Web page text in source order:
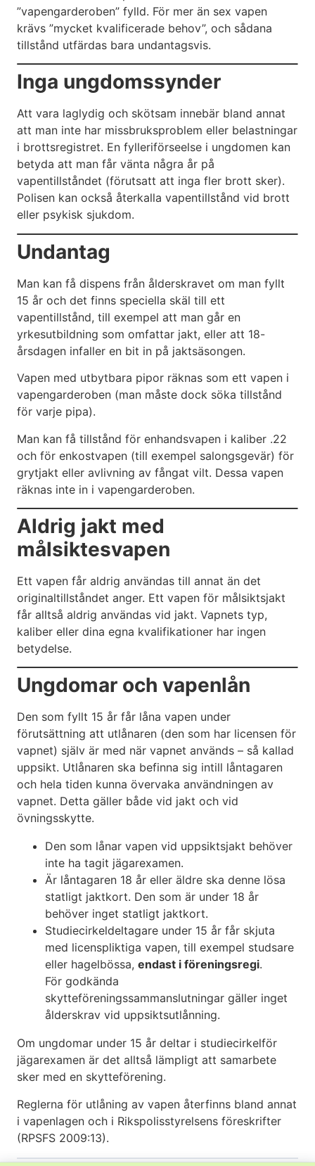
”vapengarderoben” fylld. För mer än sex vapen
krävs ”mycket kvalificerade behov”, och sådana
tillstånd utfärdas bara undantagsvis.
Inga ungdomssynder
Att vara laglydig och skötsam innebär bland annat
att man inte har missbruksproblem eller belastningar
i brottsregistret. En fylleriförseelse i ungdomen kan
betyda att man får vänta några år på
vapentillståndet (förutsatt att inga fler brott sker).
Polisen kan också återkalla vapentillstånd vid brott
eller psykisk sjukdom.
Undantag
Man kan få dispens från ålderskravet om man fyllt
15 år och det finns speciella skäl till ett
vapentillstånd, till exempel att man går en
yrkesutbildning som omfattar jakt, eller att 18-
årsdagen infaller en bit in på jaktsäsongen.
Vapen med utbytbara pipor räknas som ett vapen i
vapengarderoben (man måste dock söka tillstånd
för varje pipa).
Man kan få tillstånd för enhandsvapen i kaliber .22
och för enkostvapen (till exempel salongsgevär) för
grytjakt eller avlivning av fångat vilt. Dessa vapen
räknas inte in i vapengarderoben.
Aldrig jakt med
målsiktesvapen
Ett vapen får aldrig användas till annat än det
originaltillståndet anger. Ett vapen för målsiktsjakt
får alltså aldrig användas vid jakt. Vapnets typ,
kaliber eller dina egna kvalifikationer har ingen
betydelse.
Ungdomar och vapenlån
Den som fyllt 15 år får låna vapen under
förutsättning att utlånaren (den som har licensen för
vapnet) själv är med när vapnet används – så kallad
uppsikt. Utlånaren ska befinna sig intill låntagaren
och hela tiden kunna övervaka användningen av
vapnet. Detta gäller både vid jakt och vid
övningsskytte.
Den som lånar vapen vid uppsiktsjakt behöver
inte ha tagit jägarexamen.
Är låntagaren 18 år eller äldre ska denne lösa
statligt jaktkort. Den som är under 18 år
behöver inget statligt jaktkort.
Studiecirkeldeltagare under 15 år får skjuta
med licenspliktiga vapen, till exempel studsare
eller hagelbössa, endast i föreningsregi.
För godkända
skytteföreningssammanslutningar gäller inget
ålderskrav vid uppsiktsutlånning.
Om ungdomar under 15 år deltar i studiecirkelför
jägarexamen är det alltså lämpligt att samarbete
sker med en skytteförening.
Reglerna för utlåning av vapen återfinns bland annat
i vapenlagen och i Rikspolisstyrelsens föreskrifter
(RPSFS 2009:13).